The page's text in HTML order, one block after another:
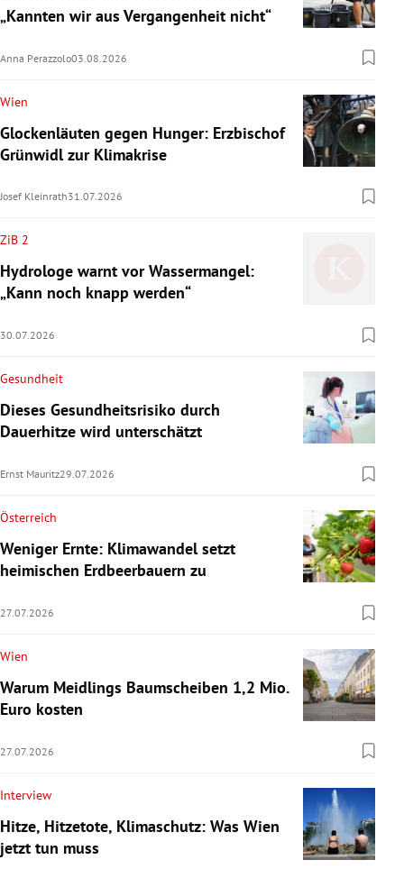
„Kannten wir aus Vergangenheit nicht“
Anna Perazzolo03.08.2026
Wien
Glockenläuten gegen Hunger: Erzbischof
Grünwidl zur Klimakrise
Josef Kleinrath31.07.2026
ZiB 2
Hydrologe warnt vor Wassermangel:
„Kann noch knapp werden“
30.07.2026
Gesundheit
Dieses Gesundheitsrisiko durch
Dauerhitze wird unterschätzt
Ernst Mauritz29.07.2026
Österreich
Weniger Ernte: Klimawandel setzt
heimischen Erdbeerbauern zu
27.07.2026
Wien
Warum Meidlings Baumscheiben 1,2 Mio.
Euro kosten
27.07.2026
Interview
Hitze, Hitzetote, Klimaschutz: Was Wien
jetzt tun muss